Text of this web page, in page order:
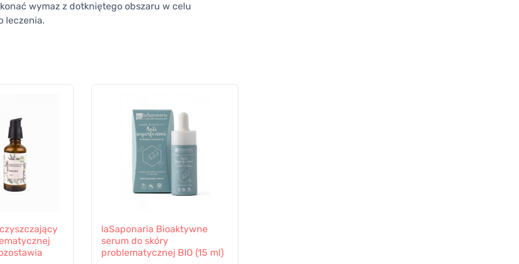
wymaz z dotkniętego obszaru w celu
leczenia.
laSaponaria Bioaktywne
serum do skóry
problematycznej BIO (15 ml)